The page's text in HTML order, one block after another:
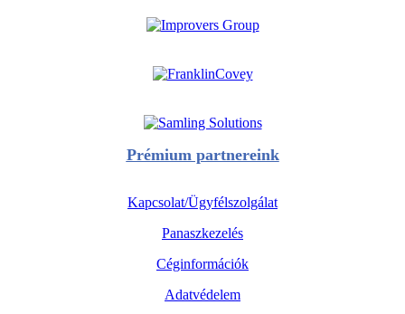
Prémium partnereink
Kapcsolat/Ügyfélszolgálat
Panaszkezelés
Céginformációk
Adatvédelem